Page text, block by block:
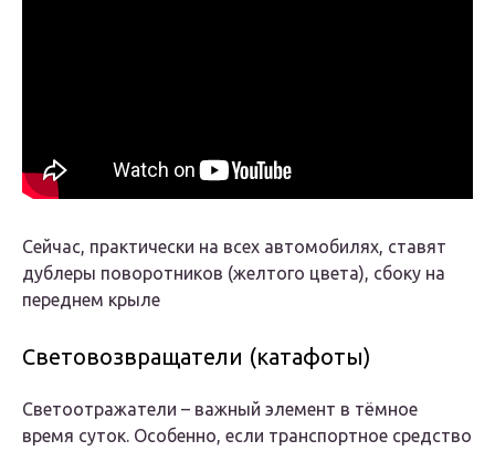
Сейчас, практически на всех автомобилях, ставят
дублеры поворотников (желтого цвета), сбоку на
переднем крыле
Световозвращатели (катафоты)
Светоотражатели – важный элемент в тёмное
время суток. Особенно, если транспортное средство